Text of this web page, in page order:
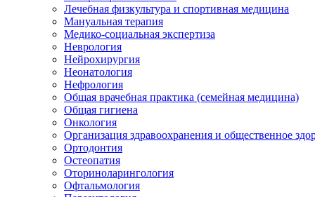
Лечебная физкультура и спортивная медицина
Мануальная терапия
Медико-социальная экспертиза
Неврология
Нейрохирургия
Неонатология
Нефрология
Общая врачебная практика (семейная медицина)
Общая гигиена
Онкология
Организация здравоохранения и общественное
Ортодонтия
Остеопатия
Оториноларингология
Офтальмология